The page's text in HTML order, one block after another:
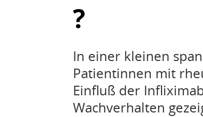
?
In einer kleinen
Patientinnen mit
Einfluß der
Wachverhalten